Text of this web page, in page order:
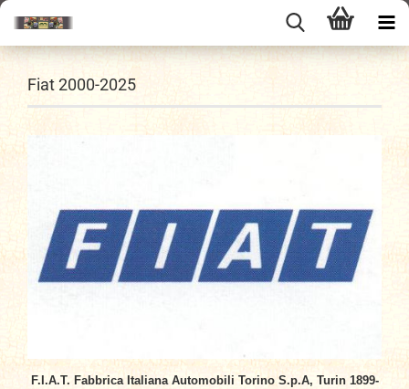
Fiat 2000-2025
F.I.A.T. Fabbrica Italiana Automobili Torino S.p.A, Turin 1899-